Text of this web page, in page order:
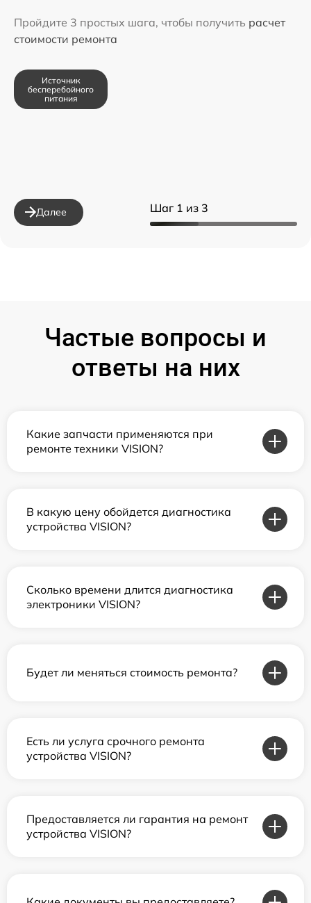
Шаг 1 из 3
Пройдите 3 простых шага, чтобы получить расчет
стоимости ремонта
Источник
бесперебойного
питания
Далее
Частые вопросы и
ответы на них
Какие запчасти применяются при
ремонте техники VISION?
В какую цену обойдется диагностика
устройства VISION?
Сколько времени длится диагностика
электроники VISION?
Будет ли меняться стоимость ремонта?
Есть ли услуга срочного ремонта
устройства VISION?
Предоставляется ли гарантия на ремонт
устройства VISION?